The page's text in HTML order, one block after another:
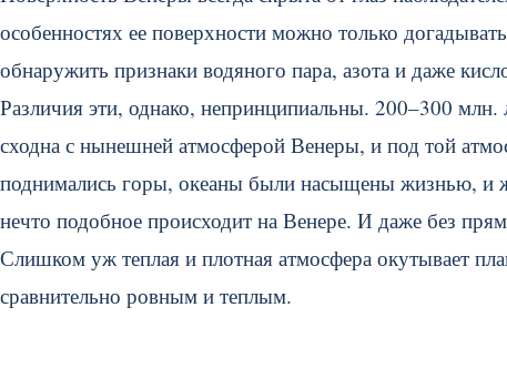
особенностях ее поверхности можно только
обнаружить признаки водяного пара, азота и даже
Различия эти, однако, непринципиальны. 200–300 млн.
сходна с нынешней атмосферой Венеры, и под той
поднимались горы, океаны были насыщены жизнью, и
нечто подобное происходит на Венере. И даже без
Слишком уж теплая и плотная атмосфера окутывает
сравнительно ровным и теплым.